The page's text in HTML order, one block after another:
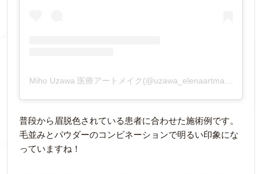
普段から眉脱色されている患者に合わせた施術例です。
毛並みとパウダーのコンビネーションで明るい印象にな
っていますね！